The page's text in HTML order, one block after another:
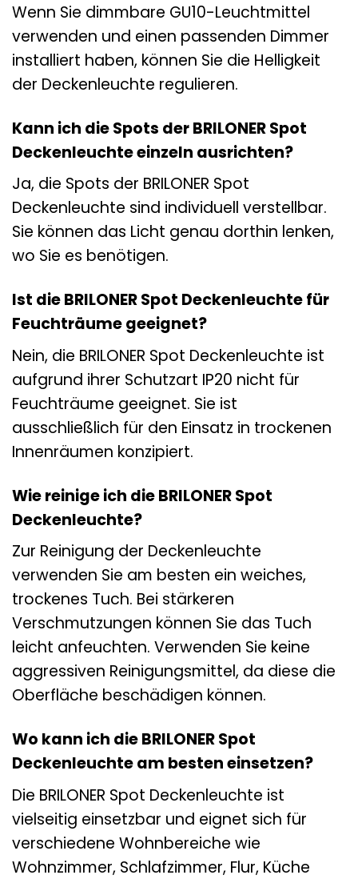
Wenn Sie dimmbare GU10-Leuchtmittel
verwenden und einen passenden Dimmer
installiert haben, können Sie die Helligkeit
der Deckenleuchte regulieren.
Kann ich die Spots der BRILONER Spot
Deckenleuchte einzeln ausrichten?
Ja, die Spots der BRILONER Spot
Deckenleuchte sind individuell verstellbar.
Sie können das Licht genau dorthin lenken,
wo Sie es benötigen.
Ist die BRILONER Spot Deckenleuchte für
Feuchträume geeignet?
Nein, die BRILONER Spot Deckenleuchte ist
aufgrund ihrer Schutzart IP20 nicht für
Feuchträume geeignet. Sie ist
ausschließlich für den Einsatz in trockenen
Innenräumen konzipiert.
Wie reinige ich die BRILONER Spot
Deckenleuchte?
Zur Reinigung der Deckenleuchte
verwenden Sie am besten ein weiches,
trockenes Tuch. Bei stärkeren
Verschmutzungen können Sie das Tuch
leicht anfeuchten. Verwenden Sie keine
aggressiven Reinigungsmittel, da diese die
Oberfläche beschädigen können.
Wo kann ich die BRILONER Spot
Deckenleuchte am besten einsetzen?
Die BRILONER Spot Deckenleuchte ist
vielseitig einsetzbar und eignet sich für
verschiedene Wohnbereiche wie
Wohnzimmer, Schlafzimmer, Flur, Küche